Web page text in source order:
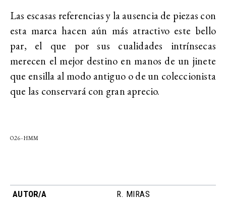
Las escasas referencias y la ausencia de piezas con
esta marca hacen aún más atractivo este bello
par, el que por sus cualidades intrínsecas
merecen el mejor destino en manos de un jinete
que ensilla al modo antiguo o de un coleccionista
que las conservará con gran aprecio.
O.26 - HMM
AUTOR/A R. MIRAS